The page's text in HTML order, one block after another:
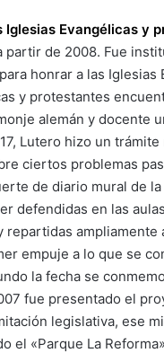
Iglesias Evangélicas y
partir de 2008. Fue
honrar a las
y protestantes
alemán y docente
Lutero hizo un
ciertos problemas
de diario mural de
defendidas en las
repartidas
empuje a lo que se
la fecha se
fue presentado el
legislativa, ese
el «Parque La